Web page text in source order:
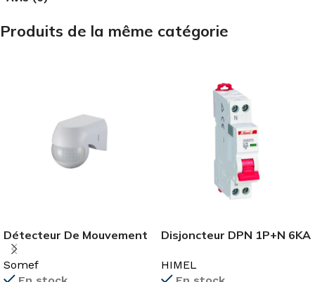
Produits de la même catégorie
Détecteur De Mouvement
IP44
Somef
Disjoncteur DPN 1P+N 6KA
HIMEL